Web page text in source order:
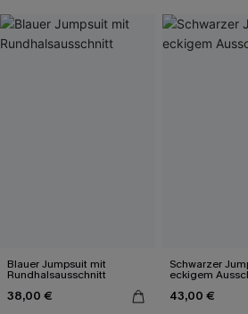
Blauer Jumpsuit mit
Rundhalsausschnitt
38,00 €
Schwarzer
eckigem
43,00 €